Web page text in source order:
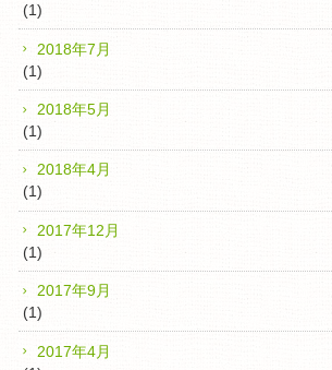
(1)
2018年7月
(1)
2018年5月
(1)
2018年4月
(1)
2017年12月
(1)
2017年9月
(1)
2017年4月